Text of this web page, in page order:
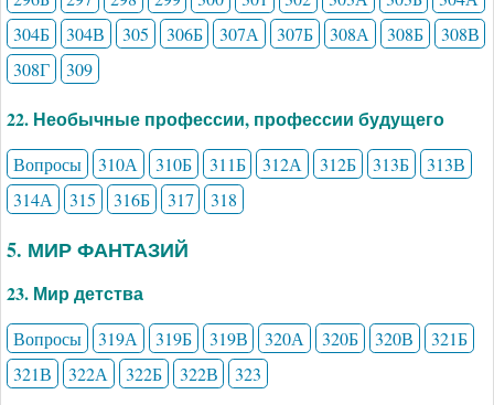
304Б
304В 305 306Б 307А 307Б 308А 308Б
308В
308Г
309
22. Необычные профессии, профессии будущего
Вопросы 310А 310Б 311Б 312А 312Б 313Б
313В
314А
315 316Б 317 318
5. МИР ФАНТАЗИЙ
23. Мир детства
Вопросы 319А 319Б 319В 320А 320Б 320В
321Б
321В
322А 322Б 322В 323